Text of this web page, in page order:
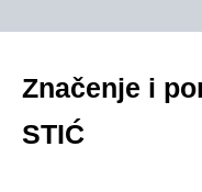
Značenje i
STIĆ